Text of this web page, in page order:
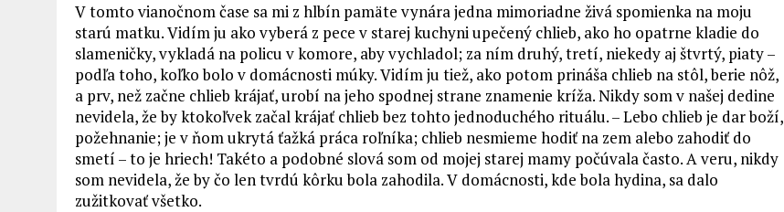
V tomto vianočnom čase sa mi z hlbín pamäte vynára jedna mimoriadne živá spomienka na moju
starú matku. Vidím ju ako vyberá z pece v starej kuchyni upečený chlieb, ako ho opatrne kladie do
slameničky, vykladá na policu v komore, aby vychladol; za ním druhý, tretí, niekedy aj štvrtý, piaty –
podľa toho, koľko bolo v domácnosti múky. Vidím ju tiež, ako potom prináša chlieb na stôl, berie nôž,
a prv, než začne chlieb krájať, urobí na jeho spodnej strane znamenie kríža. Nikdy som v našej dedine
nevidela, že by ktokoľvek začal krájať chlieb bez tohto jednoduchého rituálu. – Lebo chlieb je dar boží,
požehnanie; je v ňom ukrytá ťažká práca roľníka; chlieb nesmieme hodiť na zem alebo zahodiť do
smetí – to je hriech! Takéto a podobné slová som od mojej starej mamy počúvala často. A veru, nikdy
som nevidela, že by čo len tvrdú kôrku bola zahodila. V domácnosti, kde bola hydina, sa dalo
zužitkovať všetko.